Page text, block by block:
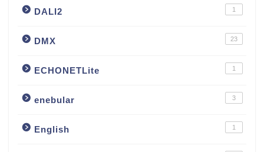
DALI2 1
DMX 23
ECHONETLite 1
enebular 3
English 1